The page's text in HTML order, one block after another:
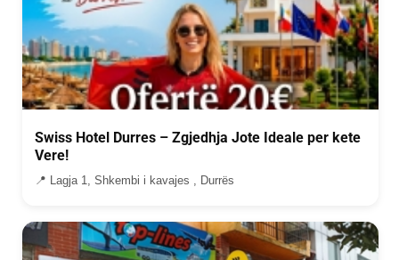
Swiss Hotel Durres – Zgjedhja Jote Ideale per kete
Vere!
📍 Lagja 1, Shkembi i kavajes , Durrës